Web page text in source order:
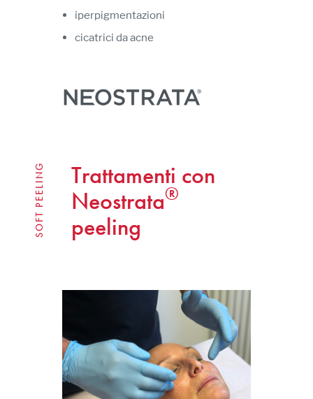
iperpigmentazioni
cicatrici da acne
SOFT PEELING
Trattamenti con
Neostrata®
peeling